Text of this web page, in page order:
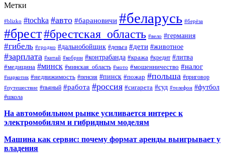
Метки
#blizko #tochka #авто #барановичи #беларусь #берёза
#брест#брестская_область #вело #германия
#гибель #гродно #дальнобойщик #деньга #дети #животное
#зарплата #китай #кобрин #контрабанда #кража #кредит #литва
#медицина #минск #минская_область #мото #мошенничество #налог
#наркотик #недвижимость #пенсия #пинск #пожар #польша #приговор
#путешествие #пьяный #работа #россия #сигарета #суд #телефон #футбол
#школа
На автомобильном рынке усиливается интерес к
электромобилям и гибридным моделям
Машина как сервис: почему формат аренды выигрывает у
владения